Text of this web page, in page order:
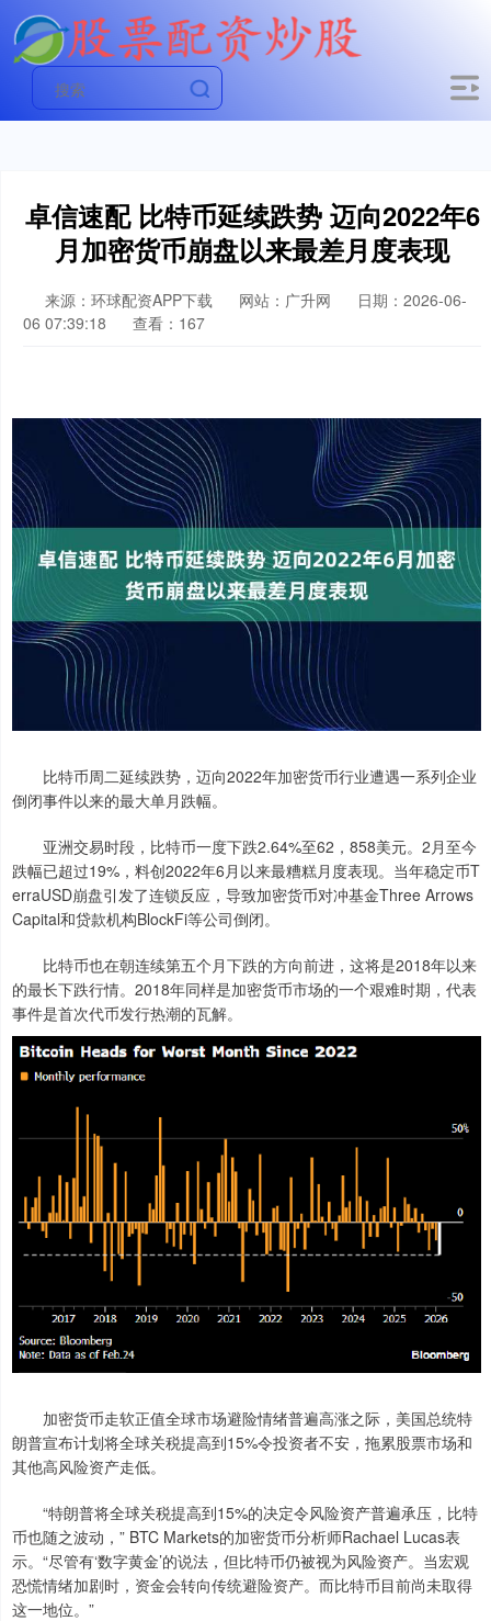
卓信速配 比特币延续跌势 迈向2022年6
月加密货币崩盘以来最差月度表现
来源：环球配资APP下载 网站：广升网
日期：2026-06-
06 07:39:18
查看：167
比特币周二延续跌势，迈向2022年加密货币行业遭遇一系列企业
倒闭事件以来的最大单月跌幅。
亚洲交易时段，比特币一度下跌2.64%至62，858美元。2月至今
跌幅已超过19%，料创2022年6月以来最糟糕月度表现。当年稳定币T
erraUSD崩盘引发了连锁反应，导致加密货币对冲基金Three Arrows
Capital和贷款机构BlockFi等公司倒闭。
比特币也在朝连续第五个月下跌的方向前进，这将是2018年以来
的最长下跌行情。2018年同样是加密货币市场的一个艰难时期，代表
事件是首次代币发行热潮的瓦解。
加密货币走软正值全球市场避险情绪普遍高涨之际，美国总统特
朗普宣布计划将全球关税提高到15%令投资者不安，拖累股票市场和
其他高风险资产走低。
“特朗普将全球关税提高到15%的决定令风险资产普遍承压，比特
币也随之波动，” BTC Markets的加密货币分析师Rachael Lucas表
示。“尽管有‘数字黄金’的说法，但比特币仍被视为风险资产。当宏观
恐慌情绪加剧时，资金会转向传统避险资产。而比特币目前尚未取得
这一地位。”